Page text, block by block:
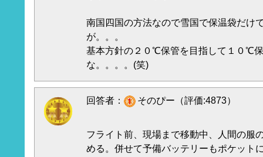
南国四国の方法なので雪国で保温袋だけ
が。。。
基本方針の２０℃保管を目指して１０℃
な。。。。(笑)
回答者： そのぴー（評価:4873）
フライト前、現場まで移動中、人間の服
める。併せて予備バッテリーもポケット